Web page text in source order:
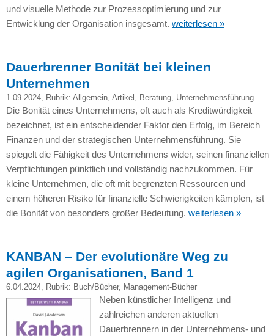
und visuelle Methode zur Prozessoptimierung und zur
Entwicklung der Organisation insgesamt. weiterlesen »
Dauerbrenner Bonität bei kleinen
Unternehmen
1.09.2024, Rubrik: Allgemein, Artikel Beratung, Unternehmensführung
Die Bonität eines Unternehmens, oft auch als Kreditwürdigkeit
bezeichnet, ist ein entscheidender Faktor den Erfolg, im Bereich
Finanzen und der strategischen Unternehmensführung. Sie
spiegelt die Fähigkeit des Unternehmens wider, seinen finanziellen
Verpflichtungen pünktlich und vollständig nachzukommen. Für
kleine Unternehmen, die oft mit begrenzten Ressourcen und
einem höheren Risiko für finanzielle Schwierigkeiten kämpfen, ist
die Bonität von besonders großer Bedeutung. weiterlesen »
KANBAN – Der evolutionäre Weg zu
agilen Organisationen, Band 1
6.04.2024, Rubrik: Buch/Bücher, Management-Bücher
Neben künstlicher Intelligenz und
zahlreichen anderen aktuellen
Dauerbrennern in der Unternehmens- und